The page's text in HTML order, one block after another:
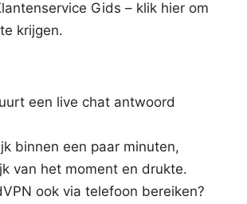
Gids – klik hier om
krijgen.
een live chat antwoord
binnen een paar minuten,
van het moment en drukte.
ook via telefoon bereiken?